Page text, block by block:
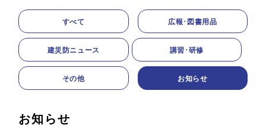
すべて 広報･図書用品
建災防ニュース 講習･研修
その他 お知らせ
お知らせ